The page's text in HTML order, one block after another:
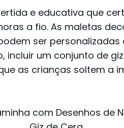
e educativa que
a fio. As maletas
ser
incluir um conjunto de
as crianças soltem a